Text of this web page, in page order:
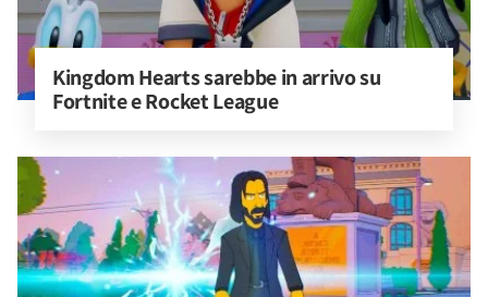
Kingdom Hearts sarebbe in arrivo su
Fortnite e Rocket League